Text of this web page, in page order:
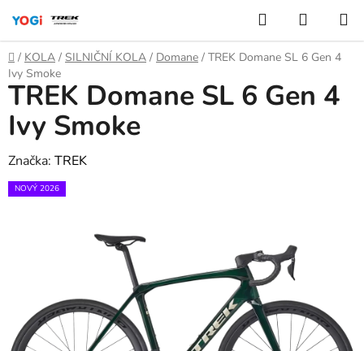
obsah
Hledat
KOŠÍK
Domů
/ KOLA / SILNIČNÍ KOLA / Domane / TREK Domane SL 6 Gen 4
Ivy Smoke
TREK Domane SL 6 Gen 4
Ivy Smoke
Značka: TREK
NOVÝ 2026